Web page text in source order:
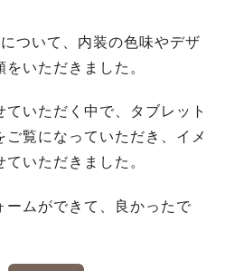
ついて、内装の色味やデザ
いただきました。
いただく中で、タブレット
覧になっていただき、イメ
いただきました。
ームができて、良かったで